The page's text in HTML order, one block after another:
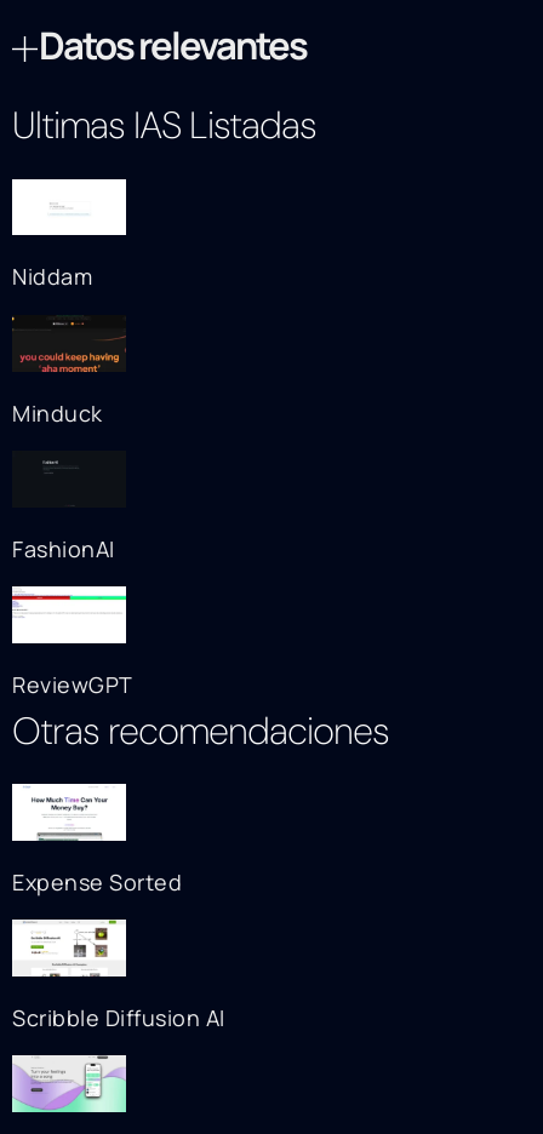
Datos relevantes
Ultimas IAS Listadas
Niddam
Minduck
FashionAI
ReviewGPT
Otras recomendaciones
Expense Sorted
Scribble Diffusion AI